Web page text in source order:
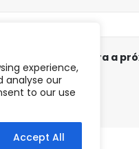
experience,
analyse our
to our use
Accept All
navegador para a